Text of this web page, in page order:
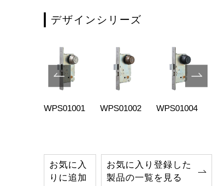
デザインシリーズ
WPS01001 WPS01002 WPS01004
お気に入
りに追加
お気に入り登録した
製品の一覧を見る